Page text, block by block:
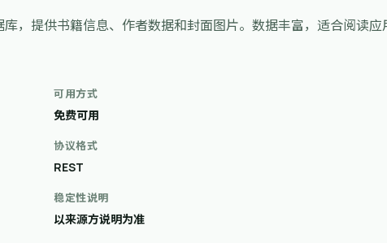
提供书籍信息、作者数据和封面图片。数据丰富，适合阅读应
可用方式
免费可用
协议格式
REST
稳定性说明
以来源方说明为准